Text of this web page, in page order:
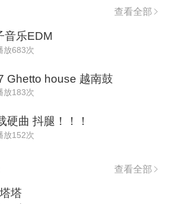
查看全部
音乐EDM
放683次
Ghetto house 越南鼓
放183次
硬曲 抖腿！！！
放152次
查看全部
塔